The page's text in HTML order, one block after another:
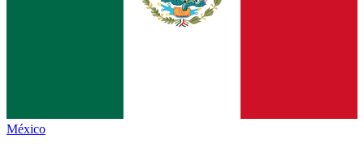
México